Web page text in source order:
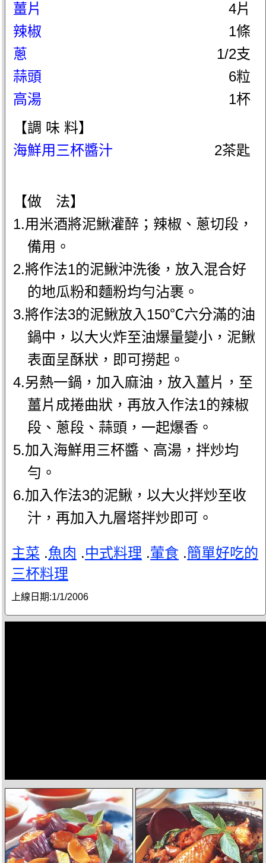
薑片
4片
辣椒
1條
蔥
1/2支
蒜頭
6粒
高湯
1杯
【調 味 料】
海鮮用三杯醬汁
2茶匙
【做 法】
1.用米酒將泥鰍灌醉；辣椒、蔥切段，
備用。
2.將作法1的泥鰍沖洗後，放入混合好
的地瓜粉和麵粉均勻沾裹。
3.將作法3的泥鰍放入150℃六分滿的油
鍋中，以大火炸至油爆量變小，泥鰍
表面呈酥狀，即可撈起。
4.另熱一鍋，加入麻油，放入薑片，至
薑片成捲曲狀，再放入作法1的辣椒
段、蔥段、蒜頭，一起爆香。
5.加入海鮮用三杯醬、高湯，拌炒均
勻。
6.加入作法3的泥鰍，以大火拌炒至收
汁，再加入九層塔拌炒即可。
主菜 .魚肉 .中式料理 .葷食 .簡單好吃的
三杯料理
上線日期:1/1/2006